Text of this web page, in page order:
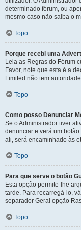
determinado fórum, ou
mesmo caso não saiba o
Topo
Porque recebi uma
Leia as Regras do Fórum
Favor, note que esta é a
Limited não tem
Topo
Como posso Denunciar
Se o Administrador tiver
denunciar e verá um
ali, será encaminhado às
Topo
Para que serve o botão
Esta opção permite-lhe
tarde. Para recarregá-lo,
separador Geral opção
Topo